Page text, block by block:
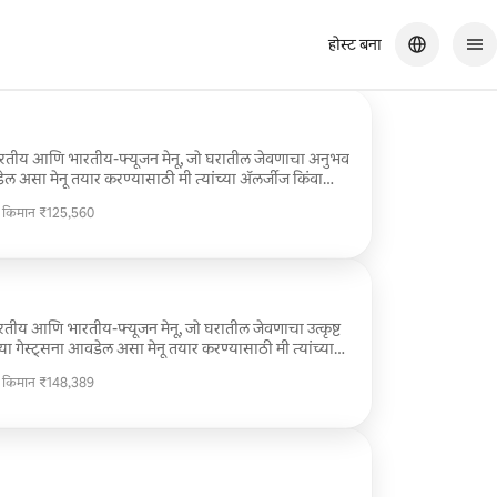
होस्ट बना
आणि भारतीय-फ्यूजन मेनू, जो घरातील जेवणाचा अनुभव
असा मेनू तयार करण्यासाठी मी त्यांच्या ॲलर्जीज किंवा
आणि कॉकटेल पेअरिंगच्या सूचनांचा समावेश आहे.
कृपया बुक करण्यापूर्वी माझ्याशी 8165885973 वर
₹125,560
आणि भारतीय-फ्यूजन मेनू, जो घरातील जेवणाचा उत्कृष्ट
गेस्ट्सना आवडेल असा मेनू तयार करण्यासाठी मी त्यांच्या
जाणून घेईन. वाईन आणि कॉकटेल पेअरिंगच्या सूचनांचा
₹148,389